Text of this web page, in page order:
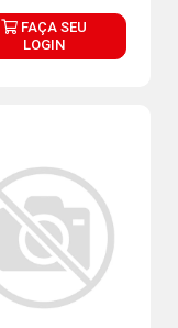
FAÇA SEU
LOGIN